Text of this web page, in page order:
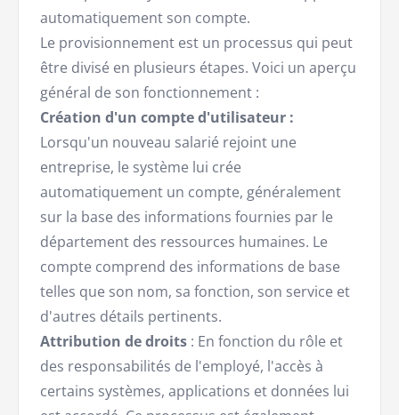
automatiquement son compte.
Le provisionnement est un processus qui peut
être divisé en plusieurs étapes. Voici un aperçu
général de son fonctionnement :
Création d'un compte d'utilisateur :
Lorsqu'un nouveau salarié rejoint une
entreprise, le système lui crée
automatiquement un compte, généralement
sur la base des informations fournies par le
département des ressources humaines. Le
compte comprend des informations de base
telles que son nom, sa fonction, son service et
d'autres détails pertinents.
Attribution de droits : En fonction du rôle et
des responsabilités de l'employé, l'accès à
certains systèmes, applications et données lui